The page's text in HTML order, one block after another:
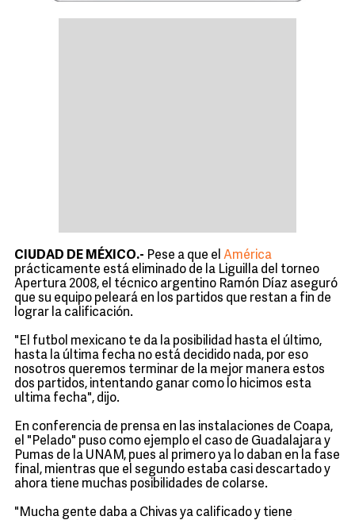
CIUDAD DE MÉXICO.- Pese a que el América
prácticamente está eliminado de la Liguilla del torneo
Apertura 2008, el técnico argentino Ramón Díaz aseguró
que su equipo peleará en los partidos que restan a fin de
lograr la calificación.
"El futbol mexicano te da la posibilidad hasta el último,
hasta la última fecha no está decidido nada, por eso
nosotros queremos terminar de la mejor manera estos
dos partidos, intentando ganar como lo hicimos esta
ultima fecha", dijo.
En conferencia de prensa en las instalaciones de Coapa,
el "Pelado" puso como ejemplo el caso de Guadalajara y
Pumas de la UNAM, pues al primero ya lo daban en la fase
final, mientras que el segundo estaba casi descartado y
ahora tiene muchas posibilidades de colarse.
"Mucha gente daba a Chivas ya calificado y tiene